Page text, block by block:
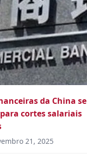
da China se
cortes salariais
21, 2025